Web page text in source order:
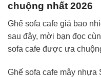
chuộng nhất 2026
Ghế sofa cafe giá bao
sau đây, mời bạn đọc
sofa cafe được ưa
Ghế sofa cafe mây